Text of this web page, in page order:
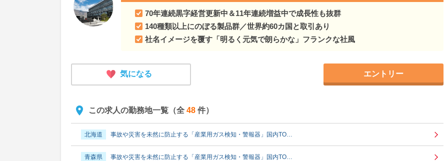
70年連続黒字経営更新中＆11年連続増益中で成長性も抜群
140種類以上にのぼる製品群／世界約60カ国と取引あり
社名イメージを覆す「明るく元気で朗らかな」フランクな社風
気になる エントリー
この求人の勤務地一覧（全 48 件）
北海道 事故や災害を未然に防止する「産業用ガス検知・警報器」国内TO…
青森県 事故や災害を未然に防止する「産業用ガス検知・警報器」国内TO…